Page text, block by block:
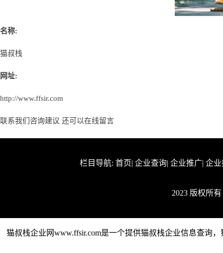
名称:
猫叔栈
网址:
http://www.ffsir.com
联系我们咨询建议 还可以在线留言
栏目导航: 首页| 企业查询| 企业推广| 企
2023 版权所
猫叔栈企业网www.ffsir.com是一个提供猫叔栈企业信息查询